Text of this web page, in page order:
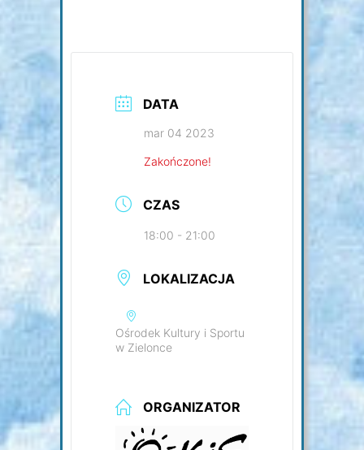
DATA
mar 04 2023
Zakończone!
CZAS
18:00 - 21:00
LOKALIZACJA
Ośrodek Kultury i Sportu
w Zielonce
ORGANIZATOR